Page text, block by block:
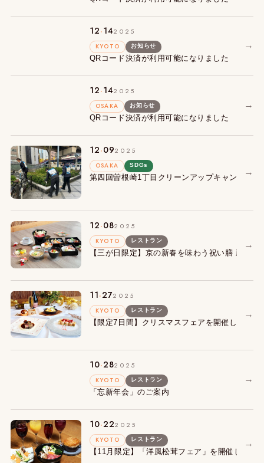
12.142025
KYOTO
お知らせ
QRコード決済が利用可能になりました
→
12.142025
OSAKA
お知らせ
QRコード決済が利用可能になりました
→
12.092025
OSAKA
SDGs
第四回曽根崎1丁目クリーンアップキャンペー
→
12.082025
KYOTO
レストラン
【三が日限定】京の新春を味わう祝い膳 新春特
→
11.272025
KYOTO
レストラン
【限定7日間】クリスマスフェアを開催します
→
10.282025
KYOTO
レストラン
「忘新年会」のご案内
→
10.222025
KYOTO
レストラン
【11月限定】「洋風松茸フェア」を開催します
→